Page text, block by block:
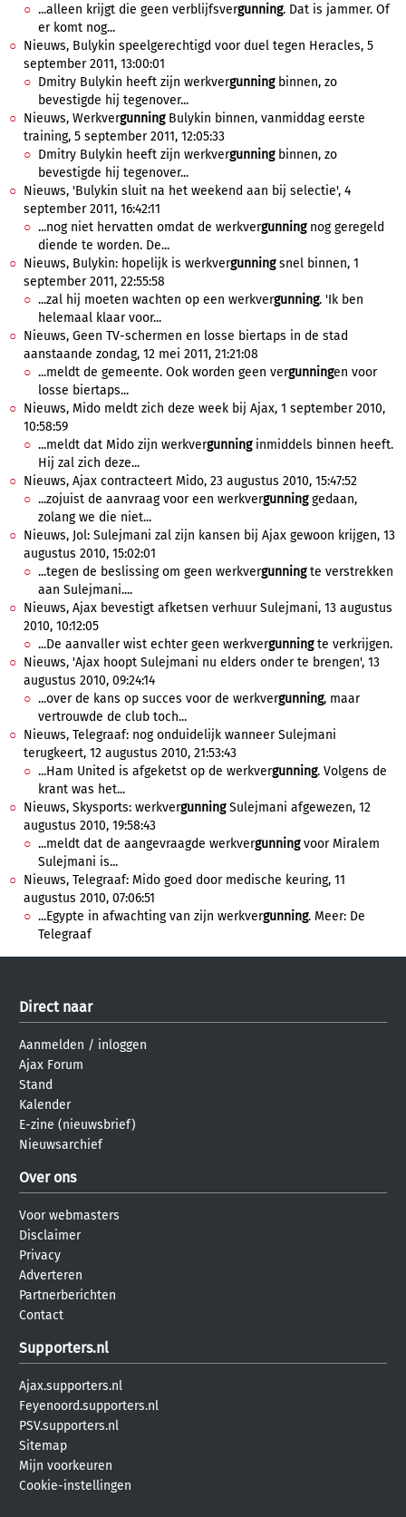
...alleen krijgt die geen verblijfsvergunning. Dat is jammer. Of
er komt nog...
Nieuws, Bulykin speelgerechtigd voor duel tegen Heracles, 5
september 2011, 13:00:01
Dmitry Bulykin heeft zijn werkvergunningbinnen, zo
bevestigde hij tegenover...
Nieuws, WerkvergunningBulykin binnen, vanmiddag eerste
training, 5 september 2011, 12:05:33
Dmitry Bulykin heeft zijn werkvergunningbinnen, zo
bevestigde hij tegenover...
Nieuws, 'Bulykin sluit na het weekend aan bij selectie', 4
september 2011, 16:42:11
...nog niet hervatten omdat de werkvergunningnog geregeld
diende te worden. De...
Nieuws, Bulykin: hopelijk is werkvergunningsnel binnen, 1
september 2011, 22:55:58
...zal hij moeten wachten op een werkvergunning. 'Ik ben
helemaal klaar voor...
Nieuws, Geen TV-schermen en losse biertaps in de stad
aanstaande zondag, 12 mei 2011, 21:21:08
...meldt de gemeente. Ook worden geen vergunningen voor
losse biertaps...
Nieuws, Mido meldt zich deze week bij Ajax, 1 september 2010,
10:58:59
...meldt dat Mido zijn werkvergunninginmiddels binnen heeft.
Hij zal zich deze...
Nieuws, Ajax contracteert Mido, 23 augustus 2010, 15:47:52
...zojuist de aanvraag voor een werkvergunninggedaan,
zolang we die niet...
Nieuws, Jol: Sulejmani zal zijn kansen bij Ajax gewoon krijgen, 13
augustus 2010, 15:02:01
...tegen de beslissing om geen werkvergunningte verstrekken
aan Sulejmani....
Nieuws, Ajax bevestigt afketsen verhuur Sulejmani, 13 augustus
2010, 10:12:05
...De aanvaller wist echter geen werkvergunningte verkrijgen.
Nieuws, 'Ajax hoopt Sulejmani nu elders onder te brengen', 13
augustus 2010, 09:24:14
...over de kans op succes voor de werkvergunning, maar
vertrouwde de club toch...
Nieuws, Telegraaf: nog onduidelijk wanneer Sulejmani
terugkeert, 12 augustus 2010, 21:53:43
...Ham United is afgeketst op de werkvergunning. Volgens de
krant was het...
Nieuws, Skysports: werkvergunningSulejmani afgewezen, 12
augustus 2010, 19:58:43
...meldt dat de aangevraagde werkvergunningvoor Miralem
Sulejmani is...
Nieuws, Telegraaf: Mido goed door medische keuring, 11
augustus 2010, 07:06:51
...Egypte in afwachting van zijn werkvergunning. Meer: De
Telegraaf
Direct naar
Aanmelden / inloggen
Ajax Forum
Stand
Kalender
E-zine (nieuwsbrief)
Nieuwsarchief
Over ons
Voor webmasters
Disclaimer
Privacy
Adverteren
Partnerberichten
Contact
Supporters.nl
Ajax.supporters.nl
Feyenoord.supporters.nl
PSV.supporters.nl
Sitemap
Mijn voorkeuren
Cookie-instellingen